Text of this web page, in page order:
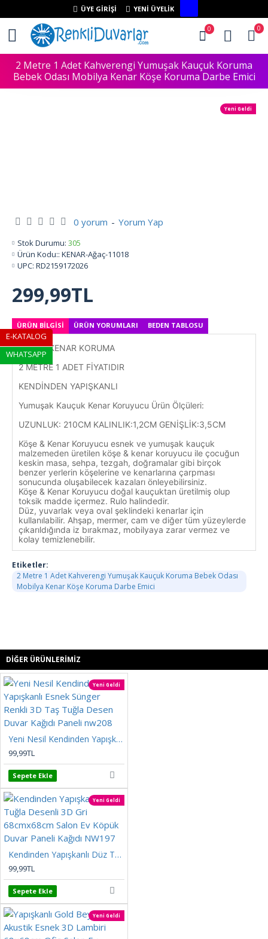
ÜYE GIRIŞI YENI ÜYELIK
0 0
2 Metre 1 Adet Kahverengi Yumuşak Kauçuk Koruma
Bebek Odası Mobilya Kenar Köşe Koruma Darbe Emici
Yeni Geldi
Stok Durumu: 305
Ürün Kodu:: KENAR-Ağaç-11018
UPC: RD2159172026
0 yorum - Yorum Yap
299,99TL
ÜRÜN BILGISI ÜRÜN YORUMLARI BEDEN TABLOSU
1 ADET KENAR KORUMA
2 METRE 1 ADET FİYATIDIR
KENDİNDEN YAPIŞKANLI
Yumuşak Kauçuk Kenar Koruyucu Ürün Ölçüleri:
UZUNLUK: 210CM KALINLIK:1,2CM GENİŞLİK:3,5CM
Köşe & Kenar Koruyucu esnek ve yumuşak kauçuk
malzemeden üretilen köşe & kenar koruyucu ile çocuğun
keskin masa, sehpa, tezgah, doğramalar gibi birçok
benzer yerlerin köşelerine ve kenarlarına çarpması
sonucunda oluşabilecek kazaları önleyebilirsiniz.
Köşe & Kenar Koruyucu doğal kauçuktan üretilmiş olup
toksik madde içermez. Rulo halindedir.
Düz, yuvarlak veya oval şeklindeki kenarlar için
kullanılabilir. Ahşap, mermer, cam ve diğer tüm yüzeylerde
çıkarıldığında iz bırakmaz, mobilyaya zarar vermez ve
kolay temizlenebilir.
Etiketler:
2 Metre 1 Adet Kahverengi Yumuşak Kauçuk Koruma Bebek Odası
Mobilya Kenar Köşe Koruma Darbe Emici
DIĞER ÜRÜNLERIMIZ
Yeni Geldi
Yeni Nesil Kendinden Yapışkanlı Esnek Sünger Renkli 3D Taş Tuğla Desen Duvar Kağıdı Paneli nw208
99,99TL
Sepete Ekle
Yeni Geldi
Kendinden Yapışkanlı Düz Tuğla Desenli 3D Gri 68cmx68cm Salon Ev Köpük Duvar Paneli Kağıdı NW197
99,99TL
Sepete Ekle
Yeni Geldi
E-KATALOG
WHATSAPP